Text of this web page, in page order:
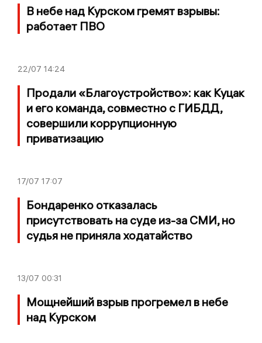
В небе над Курском гремят взрывы:
работает ПВО
22/07 14:24
Продали «Благоустройство»: как Куцак
и его команда, совместно с ГИБДД,
совершили коррупционную
приватизацию
17/07 17:07
Бондаренко отказалась
присутствовать на суде из-за СМИ, но
судья не приняла ходатайство
13/07 00:31
Мощнейший взрыв прогремел в небе
над Курском